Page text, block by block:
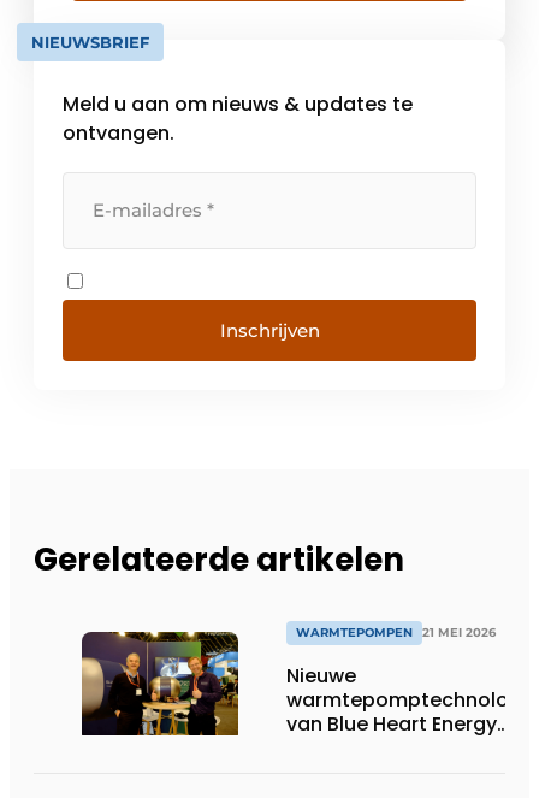
toepassingstype, in de volgende
productiegroepen onderverdeeld:
Luchtbehandeling, Industriële
Airconditioning, Watergekoelde
NIEUWSBRIEF
Meld u aan om nieuws & updates te
ontvangen.
Inschrijven
Gerelateerde artikelen
WARMTEPOMPEN 21 MEI 2026
Nieuwe
warmtepomptechnologie
van Blue Heart Energy